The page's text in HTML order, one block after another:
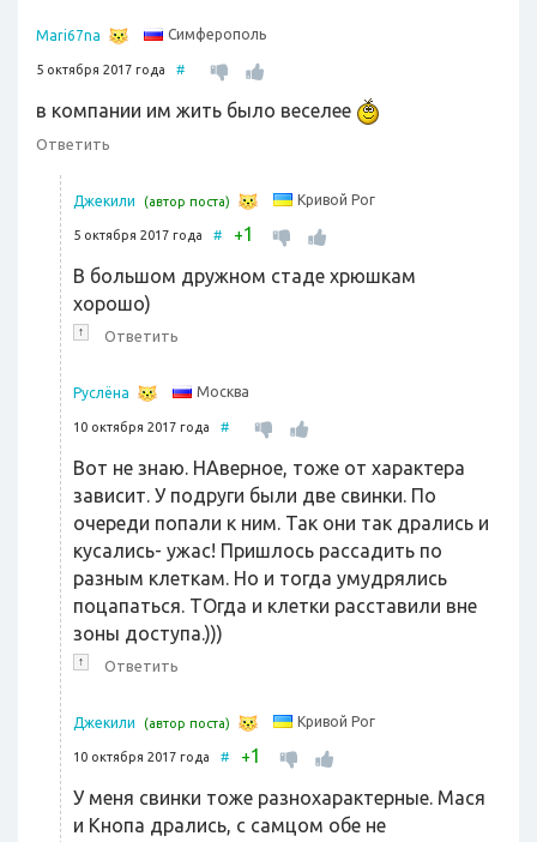
Mari67na Симферополь
5 октября 2017 года #
в компании им жить было веселее
Ответить
Джекили (автор поста) Кривой Рог
5 октября 2017 года # +1
В большом дружном стаде хрюшкам
хорошо)
↑ Ответить
Руслёна Москва
10 октября 2017 года #
Вот не знаю. НАверное, тоже от характера
зависит. У подруги были две свинки. По
очереди попали к ним. Так они так дрались и
кусались- ужас! Пришлось рассадить по
разным клеткам. Но и тогда умудрялись
поцапаться. ТОгда и клетки расставили вне
зоны доступа.)))
↑ Ответить
Джекили (автор поста) Кривой Рог
10 октября 2017 года # +1
У меня свинки тоже разнохарактерные. Мася
и Кнопа дрались, с самцом обе не